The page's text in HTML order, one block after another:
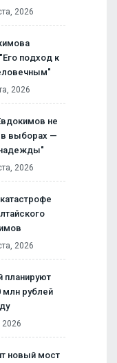
2026
подход к
2026
не
в выборах —
2026
2026
планируют
млн рублей
2026
новый мост